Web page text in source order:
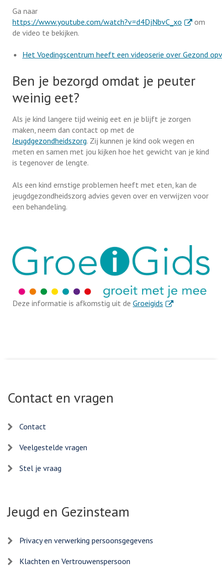
Ga naar
https://www.youtube.com/watch?v=d4DjNbvC_xo . Externe
om
de video te bekijken.
Het Voedingscentrum heeft een videoserie over Gezond
Ben je bezorgd omdat je peuter
weinig eet?
Als je kind langere tijd weinig eet en je blijft je zorgen
maken, neem dan contact op met de
Jeugdgezondheidszorg. Zij kunnen je kind ook wegen en
meten en samen met jou kijken hoe het gewicht van je kind
is tegenover de lengte.
Als een kind ernstige problemen heeft met eten, kan de
jeugdgezondheidszorg advies geven over en verwijzen voor
een behandeling.
Deze informatie is afkomstig uit de Groeigids . Externe link
Contact en vragen
Contact
Veelgestelde vragen
Stel je vraag
Jeugd en Gezinsteam
Privacy en verwerking persoonsgegevens
Klachten en Vertrouwenspersoon